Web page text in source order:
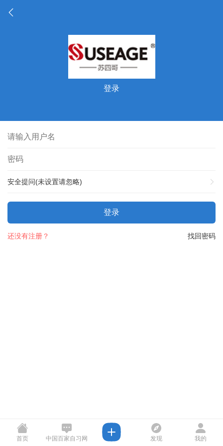
登录
安全提问(未设置请忽略)
登录
找回密码
还没有注册？
首页 中国百家自习网 发现 我的